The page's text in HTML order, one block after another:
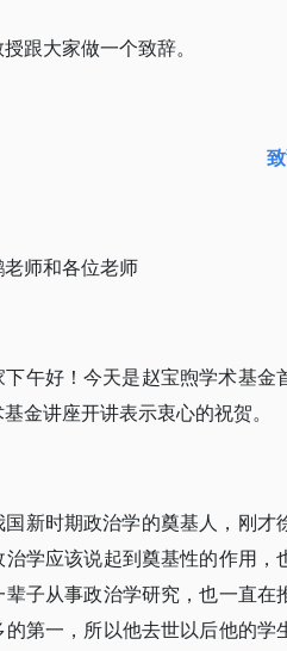
跟大家做一个致辞。
师和各位老师
午好！今天是赵宝煦学术基
金讲座开讲表示衷心的祝贺。
新时期政治学的奠基人，刚才
学应该说起到奠基性的作用
子从事政治学研究，也一直
第一，所以他去世以后他的